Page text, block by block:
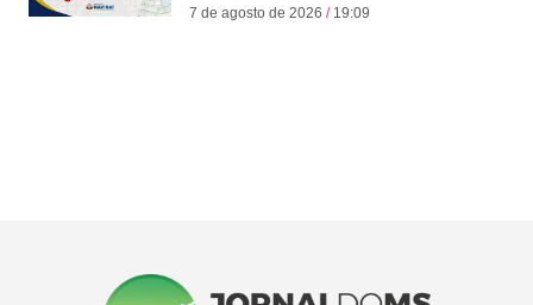
7 de agosto de 2026 19:09